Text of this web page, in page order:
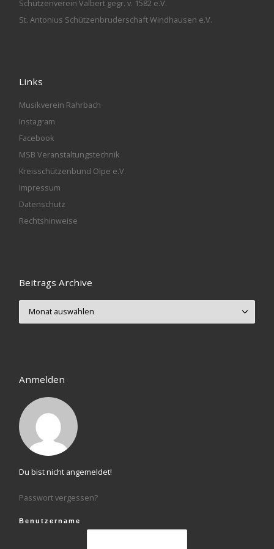
Schützenverein Valbert gegr. v. 1582 e.V.
St. Antonius Schützenbruderschaft Windhausen e.V.
Links
Musikverein Rahrbach
Instagram
Facebook
MSB Veranstaltungstechnik
Kreisschützenbund Olpe e.V.
Impressum
Datenschutz
Rechtshinweise
Beitrags Archive
Anmelden
Du bist nicht angemeldet!
Passwort vergessen?
Benutzername